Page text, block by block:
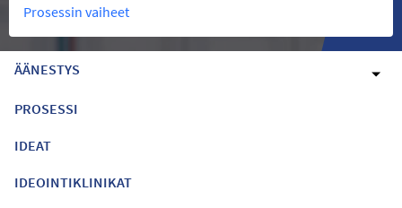
Prosessin vaiheet
ÄÄNESTYS
PROSESSI
IDEAT
IDEOINTIKLINIKAT